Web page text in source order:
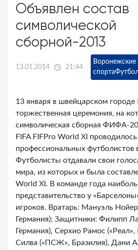
Объявлен состав
символической
сборной-2013
13.01.2014 21:44
Воронежские
спорта
13 января в швейцарском
торжественная церемония, на
символическая сборная ФИФА-
FIFA FIFPro World XI
профессиональных футболистов
Футболисты отдавали свои
мира, из которых и была
World XI. В команде года
представительство у
игроков. Вратарь: Мануэль Нойер
Германия); Защитники: Филипп
Германия), Серхио Рамос («Реал»,
Силва («ПСЖ», Бразилия), Дани